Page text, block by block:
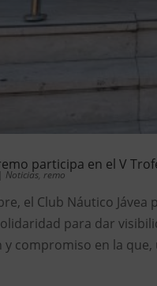
participa en el V
| Noticias remo
el Club Náutico
para dar
compromiso en la que,